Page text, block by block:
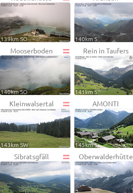
139km SO 140km S
Mooserboden
140km SO
Rein in Taufers
141km S
Kleinwalsertal
143km SW
AMONTI
145km S
Sibratsgfäll Oberwalderhütte